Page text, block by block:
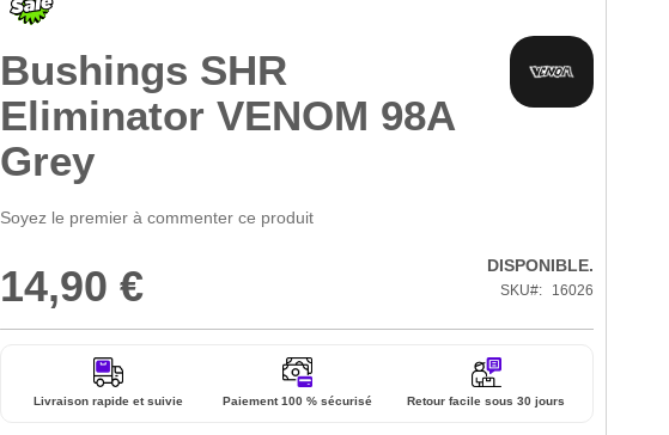
Bushings SHR
Eliminator VENOM 98A
Grey
Soyez le premier à commenter ce produit
14,90 € DISPONIBLE.
SKU 16026
Livraison rapide et suivie Paiement 100 % sécurisé Retour facile sous 30 jours